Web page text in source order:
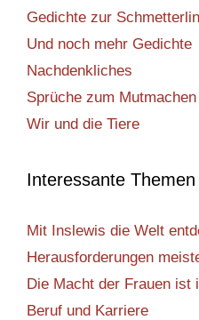
Gedichte zur
Und noch mehr Gedichte
Nachdenkliches
Sprüche zum Mutmachen
Wir und die Tiere
Interessante Themen
Mit Inslewis die Welt
Herausforderungen
Die Macht der Frauen ist
Beruf und Karriere